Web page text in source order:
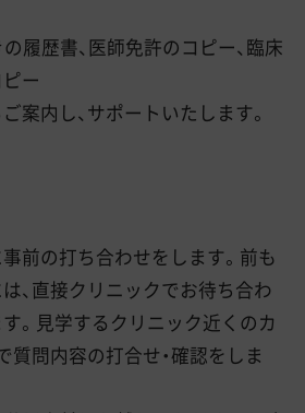
の履歴書、医師免許のコピー、臨床
ー
案内し、サポートいたします。
前の打ち合わせをします。前も
、直接クリニックでお待ち合わ
。見学するクリニック近くのカ
質問内容の打合せ・確認をしま